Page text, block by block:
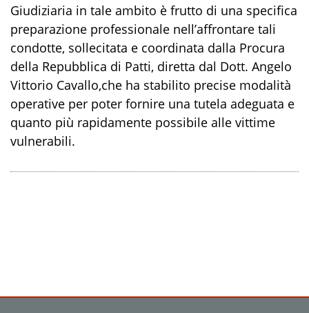
Giudiziaria in tale ambito è frutto di una specifica
preparazione professionale nell’affrontare tali
condotte, sollecitata e coordinata dalla Procura
della Repubblica di Patti, diretta dal Dott. Angelo
Vittorio Cavallo,che ha stabilito precise modalità
operative per poter fornire una tutela adeguata e
quanto più rapidamente possibile alle vittime
vulnerabili.